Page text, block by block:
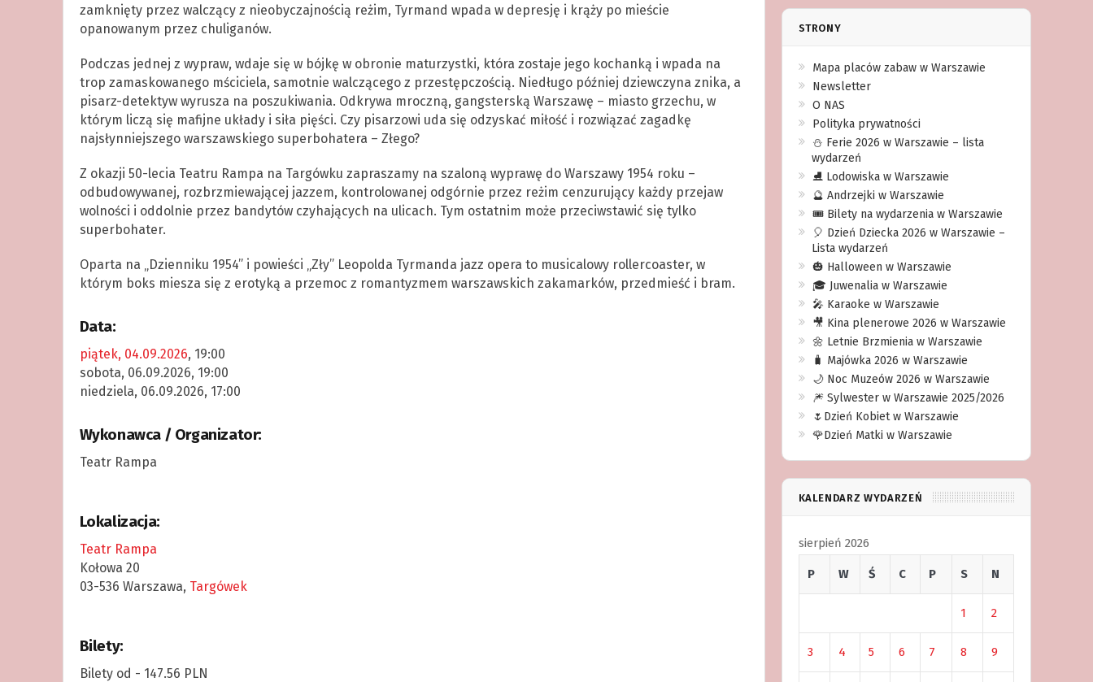
zamknięty przez walczący z nieobyczajnością reżim, Tyrmand wpada w depresję i krąży po mieście
opanowanym przez chuliganów.
Podczas jednej z wypraw, wdaje się w bójkę w obronie maturzystki, która zostaje jego kochanką i wpada na
trop zamaskowanego mściciela, samotnie walczącego z przestępczością. Niedługo później dziewczyna znika, a
pisarz-detektyw wyrusza na poszukiwania. Odkrywa mroczną, gangsterską Warszawę – miasto grzechu, w
którym liczą się mafijne układy i siła pięści. Czy pisarzowi uda się odzyskać miłość i rozwiązać zagadkę
najsłynniejszego warszawskiego superbohatera – Złego?
Z okazji 50-lecia Teatru Rampa na Targówku zapraszamy na szaloną wyprawę do Warszawy 1954 roku –
odbudowywanej, rozbrzmiewającej jazzem, kontrolowanej odgórnie przez reżim cenzurujący każdy przejaw
wolności i oddolnie przez bandytów czyhających na ulicach. Tym ostatnim może przeciwstawić się tylko
superbohater.
Oparta na „Dzienniku 1954” i powieści „Zły” Leopolda Tyrmanda jazz opera to musicalowy rollercoaster, w
którym boks miesza się z erotyką a przemoc z romantyzmem warszawskich zakamarków, przedmieść i bram.
Data:
piątek, 04.09.2026, 19:00
sobota, 06.09.2026, 19:00
niedziela, 06.09.2026, 17:00
Wykonawca / Organizator:
Teatr Rampa
Lokalizacja:
Teatr Rampa
Kołowa 20
03-536 Warszawa, Targówek
Bilety:
Bilety od - 147.56 PLN
STRONY
Mapa placów zabaw w Warszawie
Newsletter
O NAS
Polityka prywatności
⛄️ Ferie 2026 w Warszawie – lista
wydarzeń
⛸ Lodowiska w Warszawie
🔮 Andrzejki w Warszawie
🎟️ Bilety na wydarzenia w Warszawie
🎈 Dzień Dziecka 2026 w Warszawie –
Lista wydarzeń
🎃 Halloween w Warszawie
🎓 Juwenalia w Warszawie
🎤 Karaoke w Warszawie
🎥 Kina plenerowe 2026 w Warszawie
🌼 Letnie Brzmienia w Warszawie
🧳 Majówka 2026 w Warszawie
🌙 Noc Muzeów 2026 w Warszawie
🎆 Sylwester w Warszawie 2025/2026
🌷Dzień Kobiet w Warszawie
🌹Dzień Matki w Warszawie
KALENDARZ WYDARZEŃ
sierpień 2026
P W Ś C P S N
1 2
3 4 5 6 7 8 9